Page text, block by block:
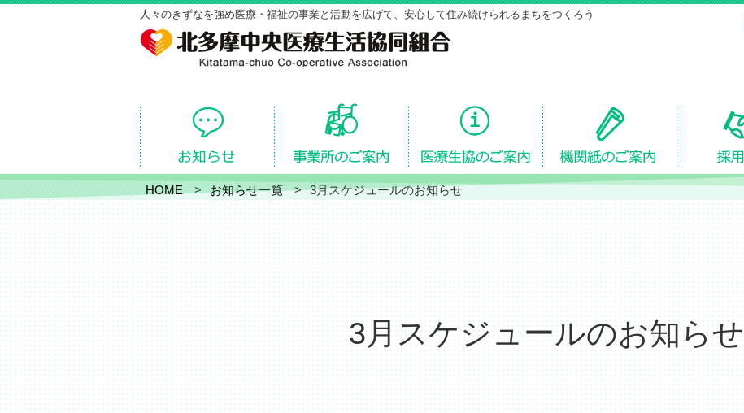
人々のきずなを強め医療・福祉の事業と活動を広げて、安心して住み続けられるまちをつくろう
HOME お知らせ一覧 3月スケジュールのお知らせ
3月スケジュールのお知らせ